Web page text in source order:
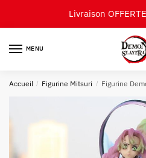
Livraison
MENU
Accueil / Figurine Mitsuri / Figurine